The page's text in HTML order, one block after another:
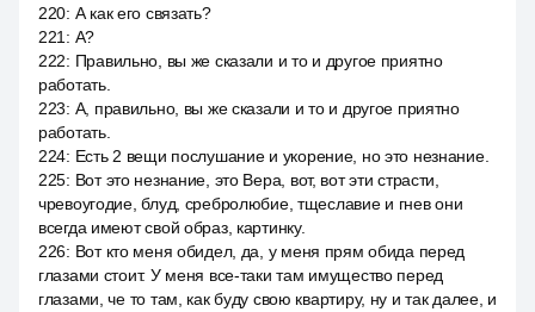
220: А как его связать?
221 : А?
222: Правильно, вы же сказали и то и другое приятно
работать.
223: А, правильно, вы же сказали и то и другое приятно
работать.
224: Есть 2 вещи послушание и укорение, но это незнание.
225: Вот это незнание, это Вера, вот, вот эти страсти,
чревоугодие, блуд, сребролюбие, тщеславие и гнев они
всегда имеют свой образ, картинку.
226: Вот кто меня обидел, да, у меня прям обида перед
глазами стоит. У меня все-таки там имущество перед
глазами, че то там, как буду свою квартиру, ну и так далее, и